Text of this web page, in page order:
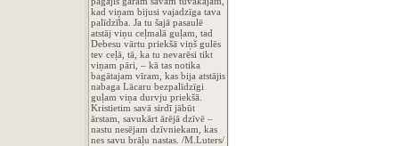
kad viņam bijusi vajadzīga tava
palīdzība. Ja tu šajā pasaulē
atstāj viņu ceļmalā guļam, tad
Debesu vārtu priekšā viņš gulēs
tev ceļā, tā, ka tu nevarēsi tikt
viņam pāri, – kā tas notika
bagātajam vīram, kas bija atstājis
nabaga Lācaru bezpalīdzīgi
guļam viņa durvju priekšā.
Kristietim savā sirdī jābūt
ārstam, savukārt ārējā dzīvē –
nastu nesējam dzīvniekam, kas
nes savu brāļu nastas. /M.Luters/